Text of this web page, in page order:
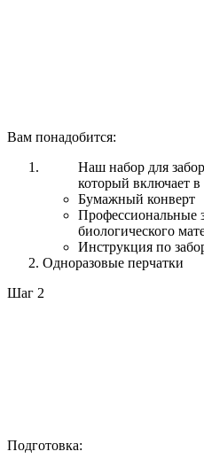
Вам понадобится:
Наш набор для
который включает в
Бумажный конверт
Профессиональные
биологического
Инструкция по
Одноразовые перчатки
Шаг 2
Подготовка: